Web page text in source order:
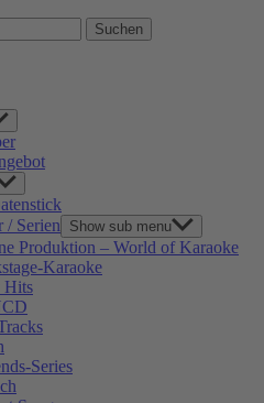
/ Serien
Show sub menu
Produktion – World of Karaoke
Karaoke
Hits
Series